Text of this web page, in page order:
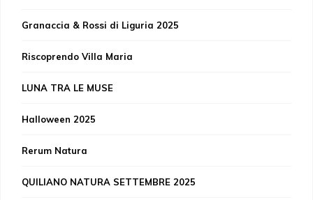
Granaccia & Rossi di Liguria 2025
Riscoprendo Villa Maria
LUNA TRA LE MUSE
Halloween 2025
Rerum Natura
QUILIANO NATURA SETTEMBRE 2025